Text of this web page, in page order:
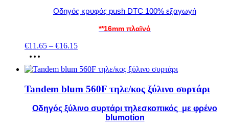
Οδηγός κρυφός push DTC 100% εξαγωγή
**16mm πλαϊνό
€11.65 – €16.15
Tandem blum 560F τηλε/κος ξύλινο συρτάρι
Οδηγός ξύλινο συρτάρι τηλεσκοπικός με φρένο
blumotion